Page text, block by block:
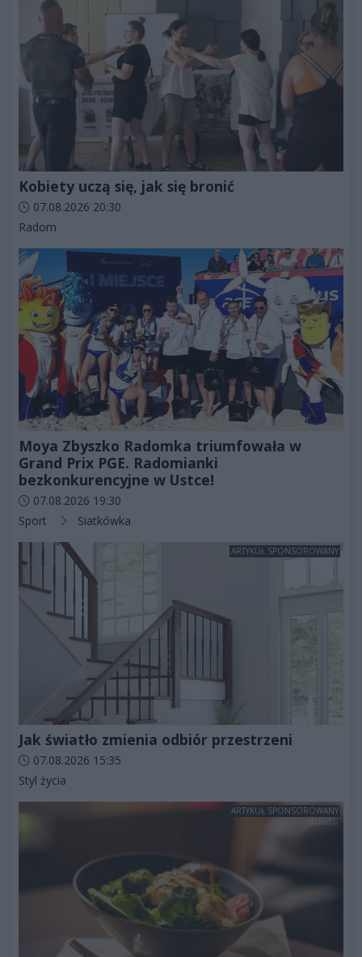
Kobiety uczą się, jak się bronić
Data dodania artykułu:
07.08.2026 20:30
Kategorie artykułu:
Radom
Moya Zbyszko Radomka triumfowała w
Grand Prix PGE. Radomianki
bezkonkurencyjne w Ustce!
Data dodania artykułu:
07.08.2026 19:30
Kategorie artykułu:
Sport Siatkówka
ARTYKUŁ SPONSOROWANY
Jak światło zmienia odbiór przestrzeni
Data dodania artykułu:
07.08.2026 15:35
Kategorie artykułu:
Styl życia
ARTYKUŁ SPONSOROWANY